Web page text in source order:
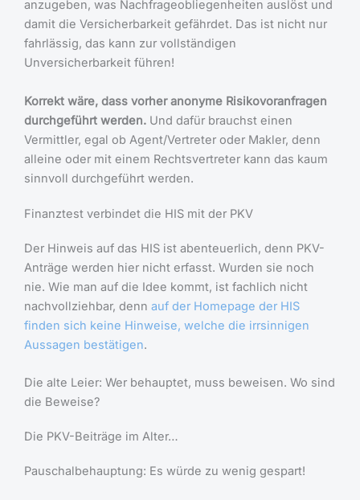
anzugeben, was Nachfrageobliegenheiten auslöst und
damit die Versicherbarkeit gefährdet. Das ist nicht nur
fahrlässig, das kann zur vollständigen
Unversicherbarkeit führen!
Korrekt wäre, dass vorher anonyme Risikovoranfragen
durchgeführt werden. Und dafür brauchst einen
Vermittler, egal ob Agent/Vertreter oder Makler, denn
alleine oder mit einem Rechtsvertreter kann das kaum
sinnvoll durchgeführt werden.
Finanztest verbindet die HIS mit der PKV
Der Hinweis auf das HIS ist abenteuerlich, denn PKV-
Anträge werden hier nicht erfasst. Wurden sie noch
nie. Wie man auf die Idee kommt, ist fachlich nicht
nachvollziehbar, denn auf der Homepage der HIS
finden sich keine Hinweise, welche die irrsinnigen
Aussagen bestätigen.
Die alte Leier: Wer behauptet, muss beweisen. Wo sind
die Beweise?
Die PKV-Beiträge im Alter…
Pauschalbehauptung: Es würde zu wenig gespart!